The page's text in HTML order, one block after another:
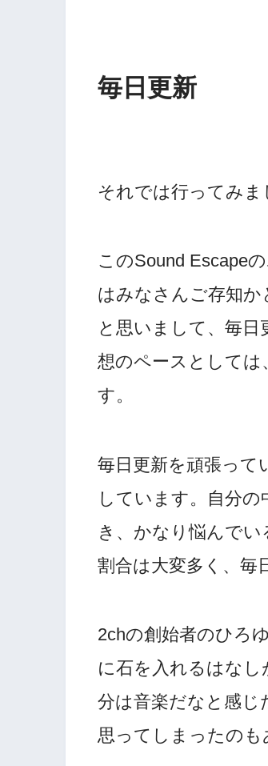
毎日更新
それでは行ってみま
このSound Escape
はみなさんご存知
と思いまして、毎
想のペースとして
す。
毎日更新を頑張って
しています。自分
き、かなり悩んで
割合は大変多く、毎
2chの創始者のひろ
に石を入れるはな
分は音楽だなと感
思ってしまったのも